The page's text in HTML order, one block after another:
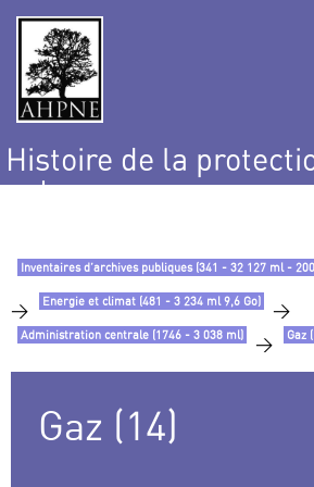
Histoire de la
nature
Inventaires d’archives publiques (341 - 32 127 ml -
> Energie et climat (481 - 3 234 ml 9,6 Go) >
Administration centrale (1746 - 3 038 ml) > Gaz
Gaz (14)